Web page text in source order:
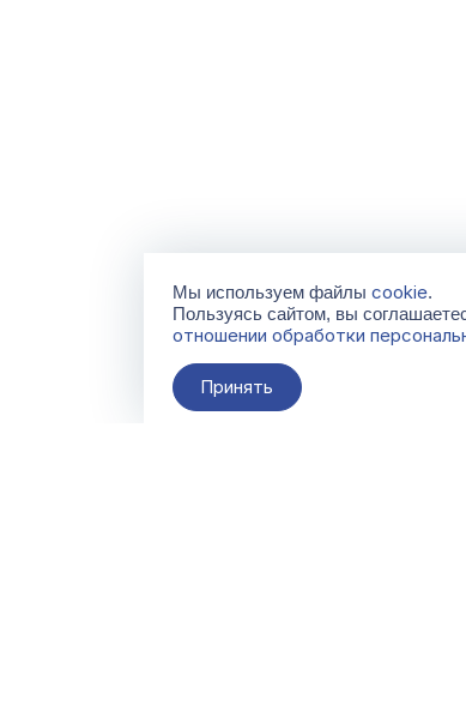
Мы используем файлы cookie.
Пользуясь сайтом, вы
отношении обработки
Принять